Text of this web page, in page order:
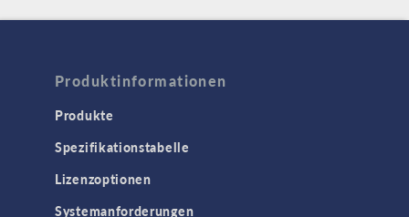
Produktinformationen
Produkte
Spezifikationstabelle
Lizenzoptionen
Systemanforderungen